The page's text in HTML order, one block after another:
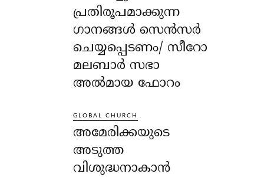
പ്രതിരൂപമാക്കുന്ന
ഗാനങ്ങൾ സെൻസർ
ചെയ്യപ്പെടണം/ സീറോ
മലബാർ സഭാ
അൽമായ ഫോറം
GLOBAL CHURCH
അമേരിക്കയുടെ
അടുത്ത
വിശുദ്ധനാകാൻ